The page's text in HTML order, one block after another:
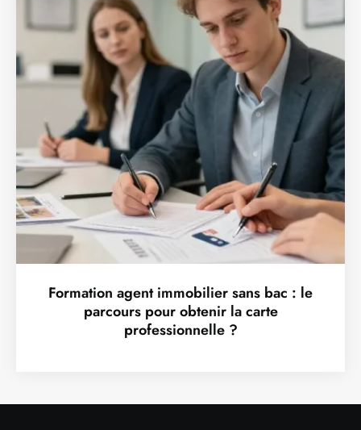
Formation agent immobilier sans bac : le
parcours pour obtenir la carte
professionnelle ?